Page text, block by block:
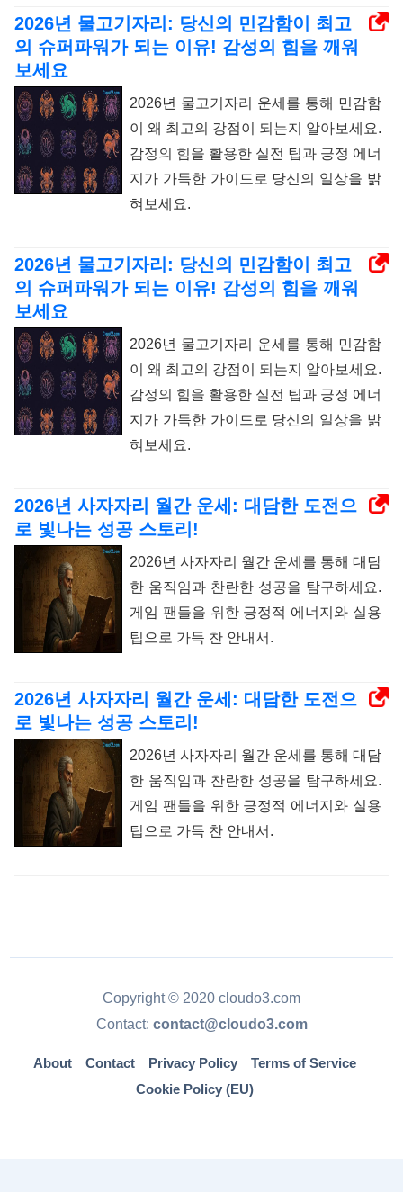
2026년 물고기자리: 당신의 민감함이 최고
의 슈퍼파워가 되는 이유! 감성의 힘을 깨워
보세요
2026년 물고기자리 운세를 통해 민감함
이 왜 최고의 강점이 되는지 알아보세요.
감정의 힘을 활용한 실전 팁과 긍정 에너
지가 가득한 가이드로 당신의 일상을 밝
혀보세요.
2026년 물고기자리: 당신의 민감함이 최고
의 슈퍼파워가 되는 이유! 감성의 힘을 깨워
보세요
2026년 물고기자리 운세를 통해 민감함
이 왜 최고의 강점이 되는지 알아보세요.
감정의 힘을 활용한 실전 팁과 긍정 에너
지가 가득한 가이드로 당신의 일상을 밝
혀보세요.
2026년 사자자리 월간 운세: 대담한 도전으
로 빛나는 성공 스토리!
2026년 사자자리 월간 운세를 통해 대담
한 움직임과 찬란한 성공을 탐구하세요.
게임 팬들을 위한 긍정적 에너지와 실용
팁으로 가득 찬 안내서.
2026년 사자자리 월간 운세: 대담한 도전으
로 빛나는 성공 스토리!
2026년 사자자리 월간 운세를 통해 대담
한 움직임과 찬란한 성공을 탐구하세요.
게임 팬들을 위한 긍정적 에너지와 실용
팁으로 가득 찬 안내서.
Copyright © 2020 cloudo3.com
Contact: contact@cloudo3.com
About Contact Privacy Policy
Terms of Service
Cookie Policy (EU)